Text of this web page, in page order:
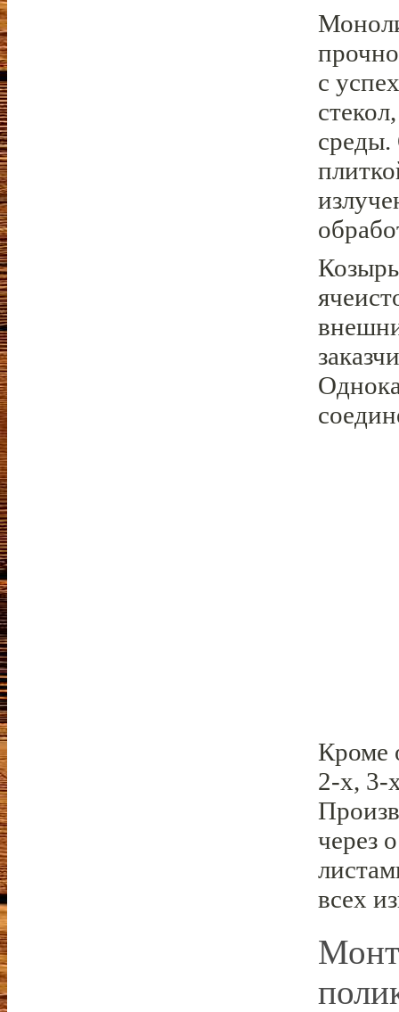
с
Кроме
2-х, 3-
через
всех